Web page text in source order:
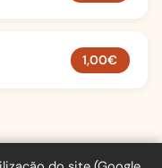
1,00€